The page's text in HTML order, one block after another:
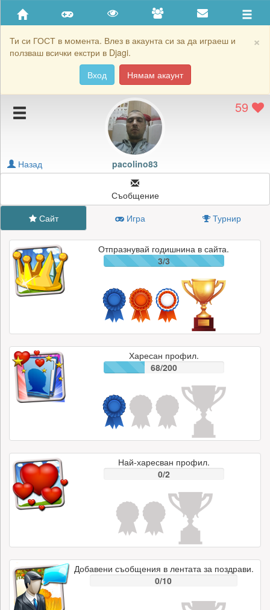
×
Ти си ГОСТ в момента. Влез в акаунта си за да играеш и
ползваш всички екстри в Djagi.
Вход
Нямам акаунт
Приятели
Хронология на игри
Подаръците на pacolino83
Картичките на pacolino83
Блокирай pacolino83
59
pacolino83
Назад
Съобщение
Сайт
Игра Турнир
Отпразнувай годишнина в сайта.
3/3
Харесан профил.
68/200
Най-харесван профил.
0/2
Добавени съобщения в лентата за поздрави.
0/10